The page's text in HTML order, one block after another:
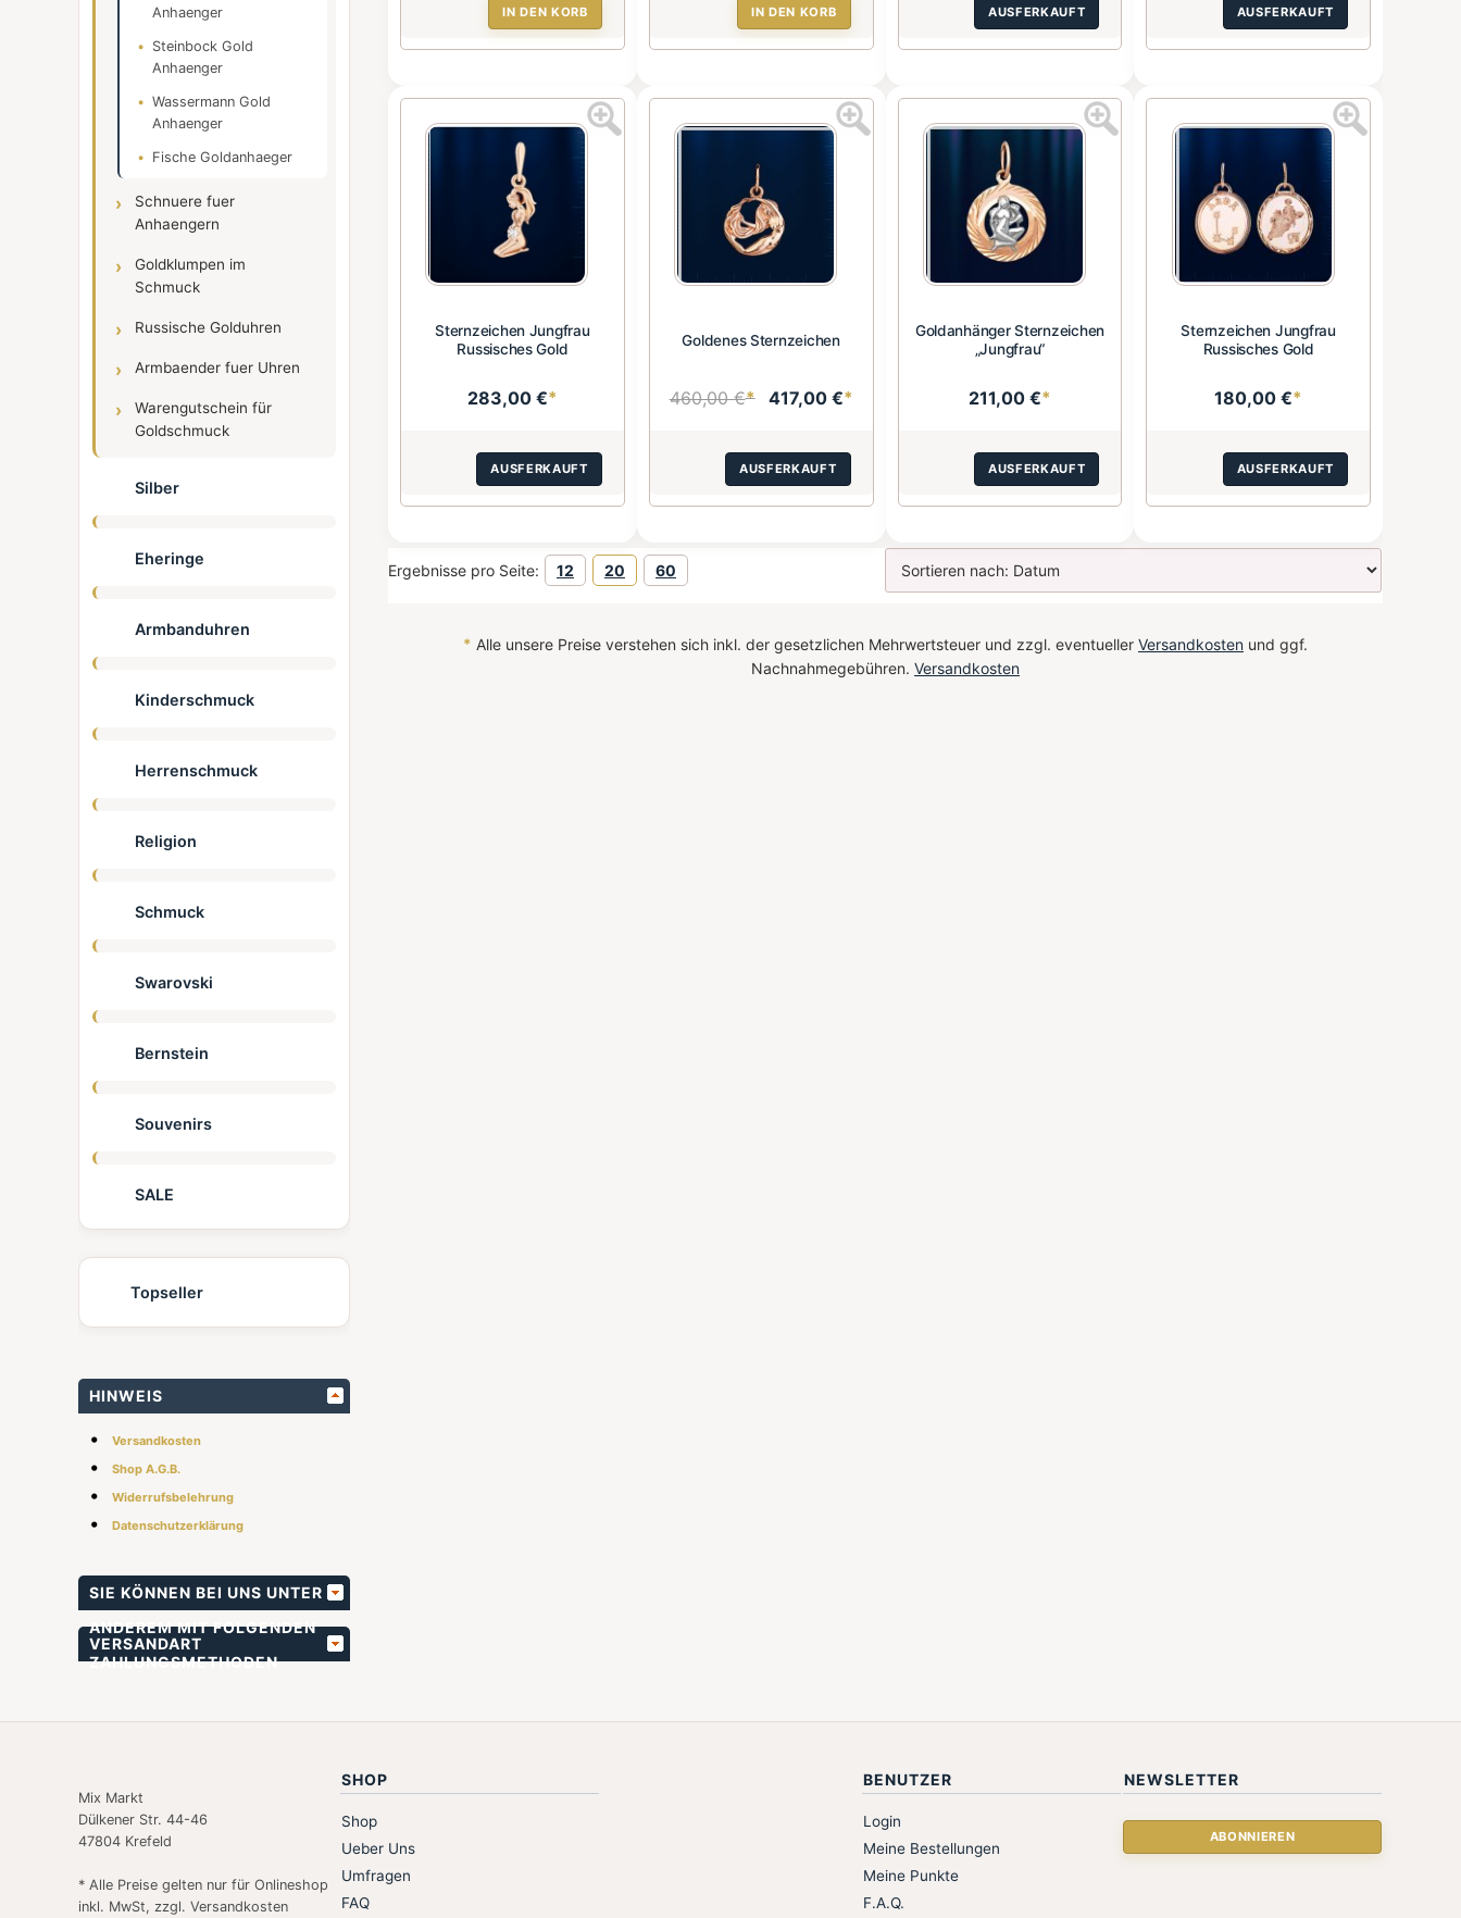
Anhaenger
Steinbock Gold
Anhaenger
Wassermann Gold
Anhaenger
Fische Goldanhaeger
Schnuere fuer
Anhaengern
Goldklumpen im
Schmuck
Russische Golduhren
Armbaender fuer Uhren
Warengutschein für
Goldschmuck
Silber
Eheringe
Armbanduhren
Kinderschmuck
Herrenschmuck
Religion
Schmuck
Swarovski
Bernstein
Souvenirs
SALE
Topseller
HINWEIS
• Versandkosten
• Shop A.G.B.
• Widerrufsbelehrung
• Datenschutzerklärung
SIE KÖNNEN BEI UNS UNTER
ANDEREM MIT FOLGENDEN
ZAHLUNGSMETHODEN
VERSANDART
IN DEN KORB IN DEN KORB AUSFERKAUFT AUSFERKAUFT
Sternzeichen Jungfrau
Russisches Gold
283,00 €*
AUSFERKAUFT
Goldenes Sternzeichen
460,00 €* 417,00 €*
AUSFERKAUFT
Goldanhänger Sternzeichen
„Jungfrau“
211,00 €*
AUSFERKAUFT
Sternzeichen Jungfrau
Russisches Gold
180,00 €*
AUSFERKAUFT
Ergebnisse pro Seite: 12 20 60
* Alle unsere Preise verstehen sich inkl. der gesetzlichen Mehrwertsteuer und zzgl. eventueller Versandkosten und ggf.
Nachnahmegebühren. Versandkosten
Mix Markt
Dülkener Str. 44-46
47804 Krefeld
* Alle Preise gelten nur für Onlineshop
inkl. MwSt, zzgl. Versandkosten
SHOP
Shop
Ueber Uns
Umfragen
FAQ
BENUTZER
Login
Meine Bestellungen
Meine Punkte
F.A.Q.
NEWSLETTER